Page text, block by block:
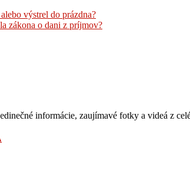
výstrel do prázdna?
zákona o dani z príjmov?
informácie, zaujímavé fotky a videá z